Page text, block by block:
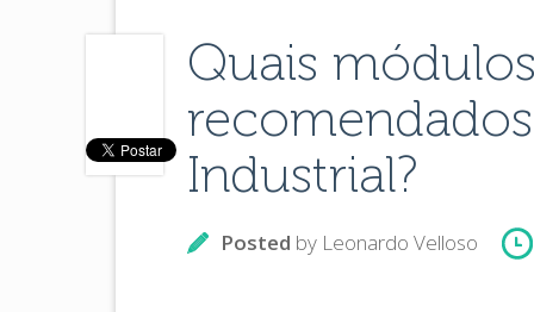
Quais
Industrial?
Posted by Leonardo Velloso